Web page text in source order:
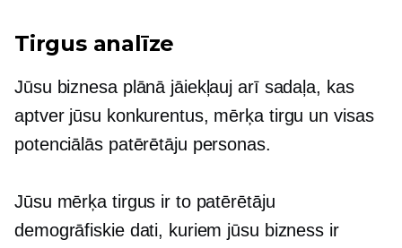
Tirgus analīze
Jūsu biznesa plānā jāiekļauj arī sadaļa, kas
aptver jūsu konkurentus, mērķa tirgu un visas
potenciālās patērētāju personas.
Jūsu mērķa tirgus ir to patērētāju
demogrāfiskie dati, kuriem jūsu bizness ir